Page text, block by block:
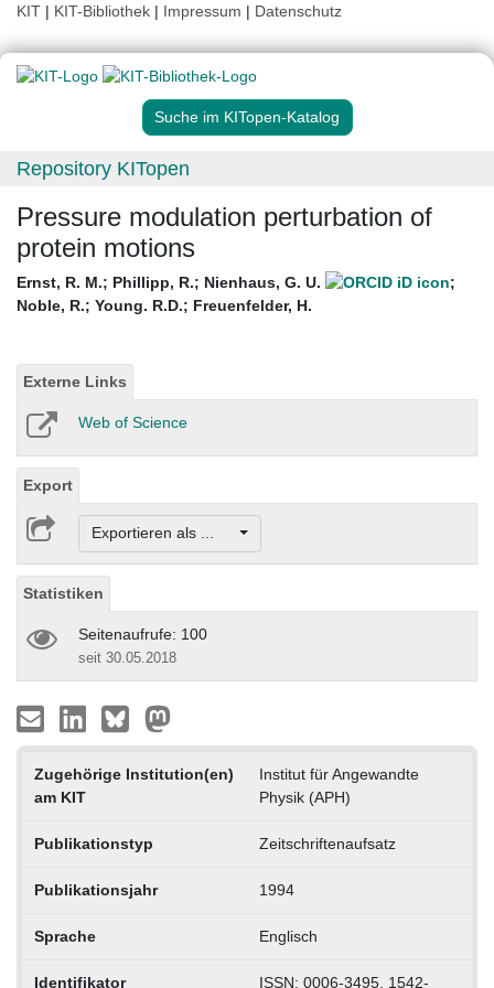
KIT | KIT-Bibliothek | Impressum | Datenschutz
Suche im KITopen-Katalog
Repository KITopen
Pressure modulation perturbation of
protein motions
Ernst, R. M.; Phillipp, R.; Nienhaus, G. U.
;
Noble, R.; Young. R.D.; Freuenfelder, H.
Externe Links
Web of Science
Export
Exportieren als ...
Statistiken
Seitenaufrufe: 100
seit 30.05.2018
Zugehörige Institution(en)
am KIT
Institut für Angewandte
Physik (APH)
Publikationstyp Zeitschriftenaufsatz
Publikationsjahr 1994
Sprache Englisch
Identifikator ISSN: 0006-3495, 1542-